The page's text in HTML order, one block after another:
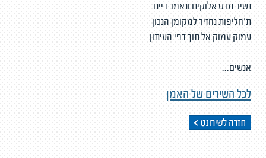
נשיר מבט אלוקינו ונאמר דיינו
ת'חליפות נחזיר למקומן הנכון
עמוק עמוק אל תוך דפי העיתון
אנשים...
לכל השירים של האמן